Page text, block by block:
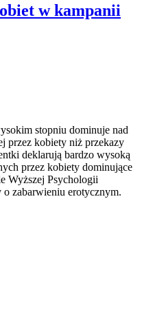
w kampanii
stopniu dominuje nad
przez kobiety niż przekazy
deklarują bardzo wysoką
przez kobiety dominujące
Wyższej Psychologii
o zabarwieniu erotycznym.